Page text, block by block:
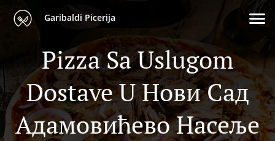
Garibaldi Picerija
Pizza Sa Uslugom
Dostave U Нови Сад
Адамовићево Насеље